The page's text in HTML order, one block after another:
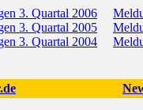
3. Quartal 2006
3. Quartal 2005
3. Quartal 2004